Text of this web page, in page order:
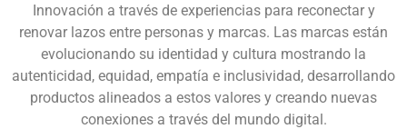
Innovación a través de experiencias para reconectar y
renovar lazos entre personas y marcas. Las marcas están
evolucionando su identidad y cultura mostrando la
autenticidad, equidad, empatía e inclusividad, desarrollando
productos alineados a estos valores y creando nuevas
conexiones a través del mundo digital.